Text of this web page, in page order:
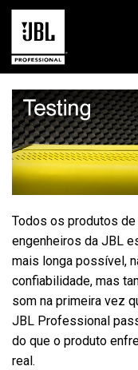
produtos
Case Studies
Sessões de
sobre
Onde Comprar e
suporte
Todos os produtos
engenheiros da JBL
mais longa possível,
confiabilidade, mas
som na primeira vez
JBL Professional
do que o produto
real.